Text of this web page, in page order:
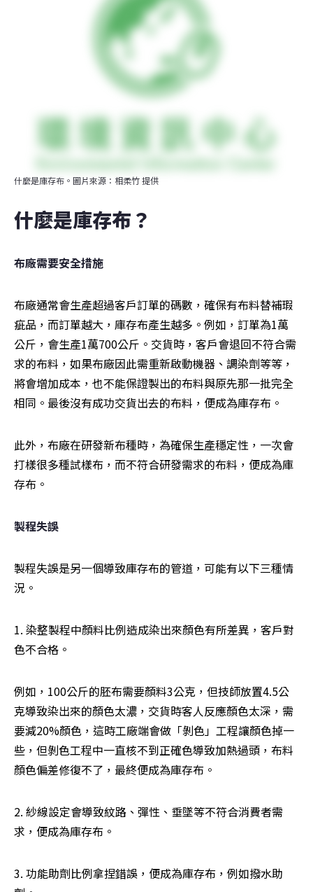
什麼是庫存布。圖片來源：相柔竹 提供
什麼是庫存布？
布廠需要安全措施
布廠通常會生產超過客戶訂單的碼數，確保有布料替補瑕
疵品，而訂單越大，庫存布產生越多。例如，訂單為1萬
公斤，會生產1萬700公斤。交貨時，客戶會退回不符合需
求的布料，如果布廠因此需重新啟動機器、調染劑等等，
將會增加成本，也不能保證製出的布料與原先那一批完全
相同。最後沒有成功交貨出去的布料，便成為庫存布。
此外，布廠在研發新布種時，為確保生產穩定性，一次會
打樣很多種試樣布，而不符合研發需求的布料，便成為庫
存布。
製程失誤
製程失誤是另一個導致庫存布的管道，可能有以下三種情
況。
1. 染整製程中顏料比例造成染出來顏色有所差異，客戶對
色不合格。
例如，100公斤的胚布需要顏料3公克，但技師放置4.5公
克導致染出來的顏色太濃，交貨時客人反應顏色太深，需
要減20%顏色，這時工廠端會做「剝色」工程讓顏色掉一
些，但剝色工程中一直核不到正確色導致加熱過頭，布料
顏色偏差修復不了，最終便成為庫存布。
2. 紗線設定會導致紋路、彈性、垂墜等不符合消費者需
求，便成為庫存布。
3. 功能助劑比例拿捏錯誤，便成為庫存布，例如撥水助